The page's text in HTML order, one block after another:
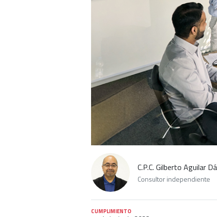
C.P.C. Gilberto Aguilar
Consultor independiente
CUMPLIMIENTO